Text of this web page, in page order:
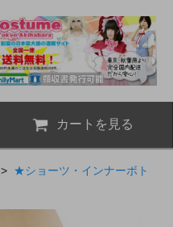
カートを見る
> ★ショーツ・インナーボト